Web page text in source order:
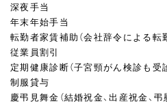
深夜手当
年末年始手当
転勤者家賃補助（会社辞令による転
従業員割引
定期健康診断（子宮頸がん検診も受
制服貸与
慶弔見舞金（結婚祝金、出産祝金、弔